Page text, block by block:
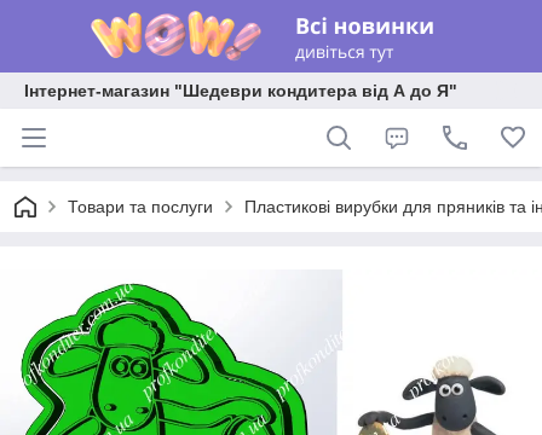
Інтернет-магазин "Шедеври кондитера від А до Я"
Товари та послуги Пластикові вирубки для пряників та